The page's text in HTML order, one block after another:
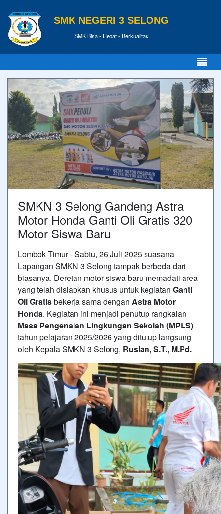
SMK NEGERI 3 SELONG
SMK Bisa - Hebat - Berkualitas
SMKN 3 Selong Gandeng Astra
Motor Honda Ganti Oli Gratis 320
Motor Siswa Baru
Lombok Timur - Sabtu, 26 Juli 2025 suasana
Lapangan SMKN 3 Selong tampak berbeda dari
biasanya. Deretan motor siswa baru memadati area
yang telah disiapkan khusus untuk kegiatan Ganti
Oli Gratisbekerja sama dengan Astra Motor
Honda. Kegiatan ini menjadi penutup rangkaian
Masa Pengenalan Lingkungan Sekolah (MPLS)
tahun pelajaran 2025/2026 yang ditutup langsung
oleh Kepala SMKN 3 Selong, Ruslan, S.T., M.Pd.